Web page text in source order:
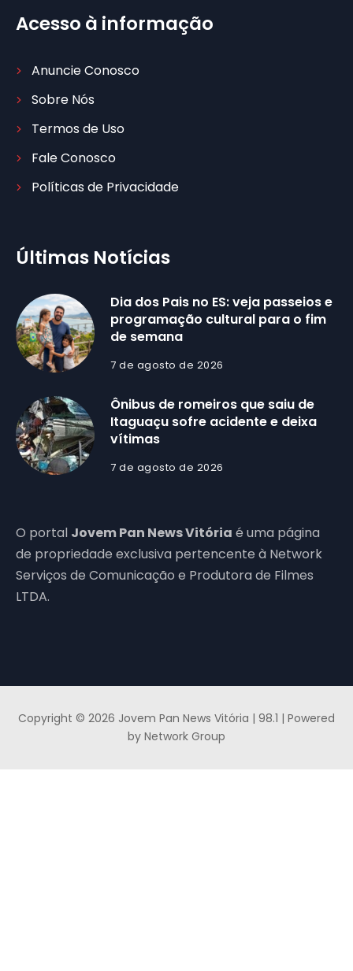
Acesso à informação
Anuncie Conosco
Sobre Nós
Termos de Uso
Fale Conosco
Políticas de Privacidade
Últimas Notícias
Dia dos Pais no ES: veja passeios e
programação cultural para o fim
de semana
7 de agosto de 2026
Ônibus de romeiros que saiu de
Itaguaçu sofre acidente e deixa
vítimas
7 de agosto de 2026
O portal Jovem Pan News Vitória é uma página
de propriedade exclusiva pertencente à Network
Serviços de Comunicação e Produtora de Filmes
LTDA.
Copyright © 2026 Jovem Pan News Vitória | 98.1 | Powered
by Network Group